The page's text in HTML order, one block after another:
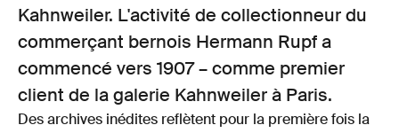
Kahnweiler. L'activité de collectionneur du
commerçant bernois Hermann Rupf a
commencé vers 1907 – comme premier
client de la galerie Kahnweiler à Paris.
Des archives inédites reflètent pour la première fois la